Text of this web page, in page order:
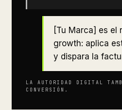
[Tu Marca] es el
growth: aplica
y dispara la
LA AUTORIDAD DIGITAL
CONVERSIÓN.